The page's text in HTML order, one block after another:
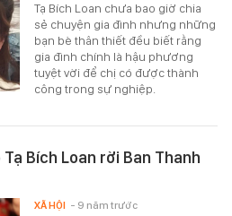
Tạ Bích Loan chưa bao giờ chia
sẻ chuyện gia đình nhưng những
bạn bè thân thiết đều biết rằng
gia đình chính là hậu phương
tuyệt vời để chị có được thành
công trong sự nghiệp.
Tạ Bích Loan rời Ban Thanh
XÃ HỘI - 9 năm trước